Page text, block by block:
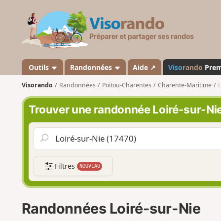
s
a
n
d
o
Outils Randonnées Aide ↗ Visorando
Visorando Randonnées Poitou-Charentes Charente-Maritime
Trouver une randonnée Loiré-sur-
Filtres NOUVEAU
Randonnées Loiré-sur-Nie